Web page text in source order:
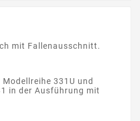
mit Fallenausschnitt.
331U und
in der Ausführung mit